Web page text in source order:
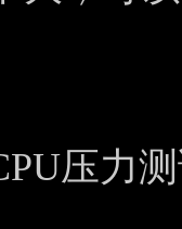
压力